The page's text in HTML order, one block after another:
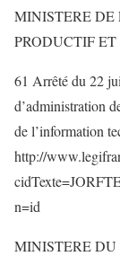
MINISTERE DE
PRODUCTIF
61 Arrêté du 22
d’administration
de l’information
http://
n=id
MINISTERE